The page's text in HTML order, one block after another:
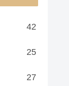
42
25
27